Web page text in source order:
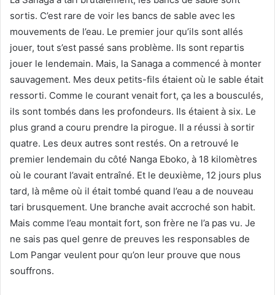
sortis. C’est rare de voir les bancs de sable avec les
mouvements de l’eau. Le premier jour qu’ils sont allés
jouer, tout s’est passé sans problème. Ils sont repartis
jouer le lendemain. Mais, la Sanaga a commencé à monter
sauvagement. Mes deux petits-fils étaient où le sable était
ressorti. Comme le courant venait fort, ça les a bousculés,
ils sont tombés dans les profondeurs. Ils étaient à six. Le
plus grand a couru prendre la pirogue. Il a réussi à sortir
quatre. Les deux autres sont restés. On a retrouvé le
premier lendemain du côté Nanga Eboko, à 18 kilomètres
où le courant l’avait entraîné. Et le deuxième, 12 jours plus
tard, là même où il était tombé quand l’eau a de nouveau
tari brusquement. Une branche avait accroché son habit.
Mais comme l’eau montait fort, son frère ne l’a pas vu. Je
ne sais pas quel genre de preuves les responsables de
Lom Pangar veulent pour qu’on leur prouve que nous
souffrons.